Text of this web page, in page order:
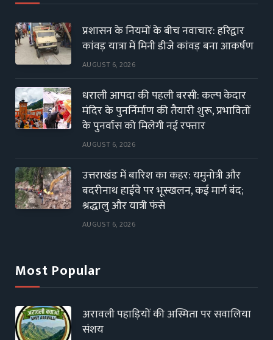
प्रशासन के नियमों के बीच नवाचार: हरिद्वार
कांवड़ यात्रा में मिनी डीजे कांवड़ बना आकर्षण
AUGUST 6, 2026
धराली आपदा की पहली बरसी: कल्प केदार
मंदिर के पुनर्निर्माण की तैयारी शुरू, प्रभावितों
के पुनर्वास को मिलेगी नई रफ्तार
AUGUST 6, 2026
उत्तराखंड में बारिश का कहर: यमुनोत्री और
बदरीनाथ हाईवे पर भूस्खलन, कई मार्ग बंद;
श्रद्धालु और यात्री फंसे
AUGUST 6, 2026
Most Popular
अरावली पहाड़ियों की अस्मिता पर सवालिया
संशय